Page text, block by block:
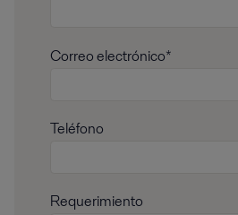
Correo electrónico*
Teléfono
Requerimiento